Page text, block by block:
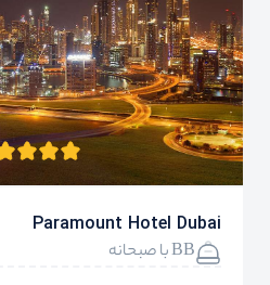
Paramount Hotel Dubai
BB با صبحانه